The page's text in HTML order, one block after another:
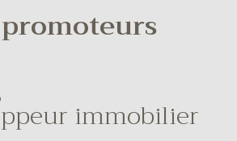
promoteurs
immobilier